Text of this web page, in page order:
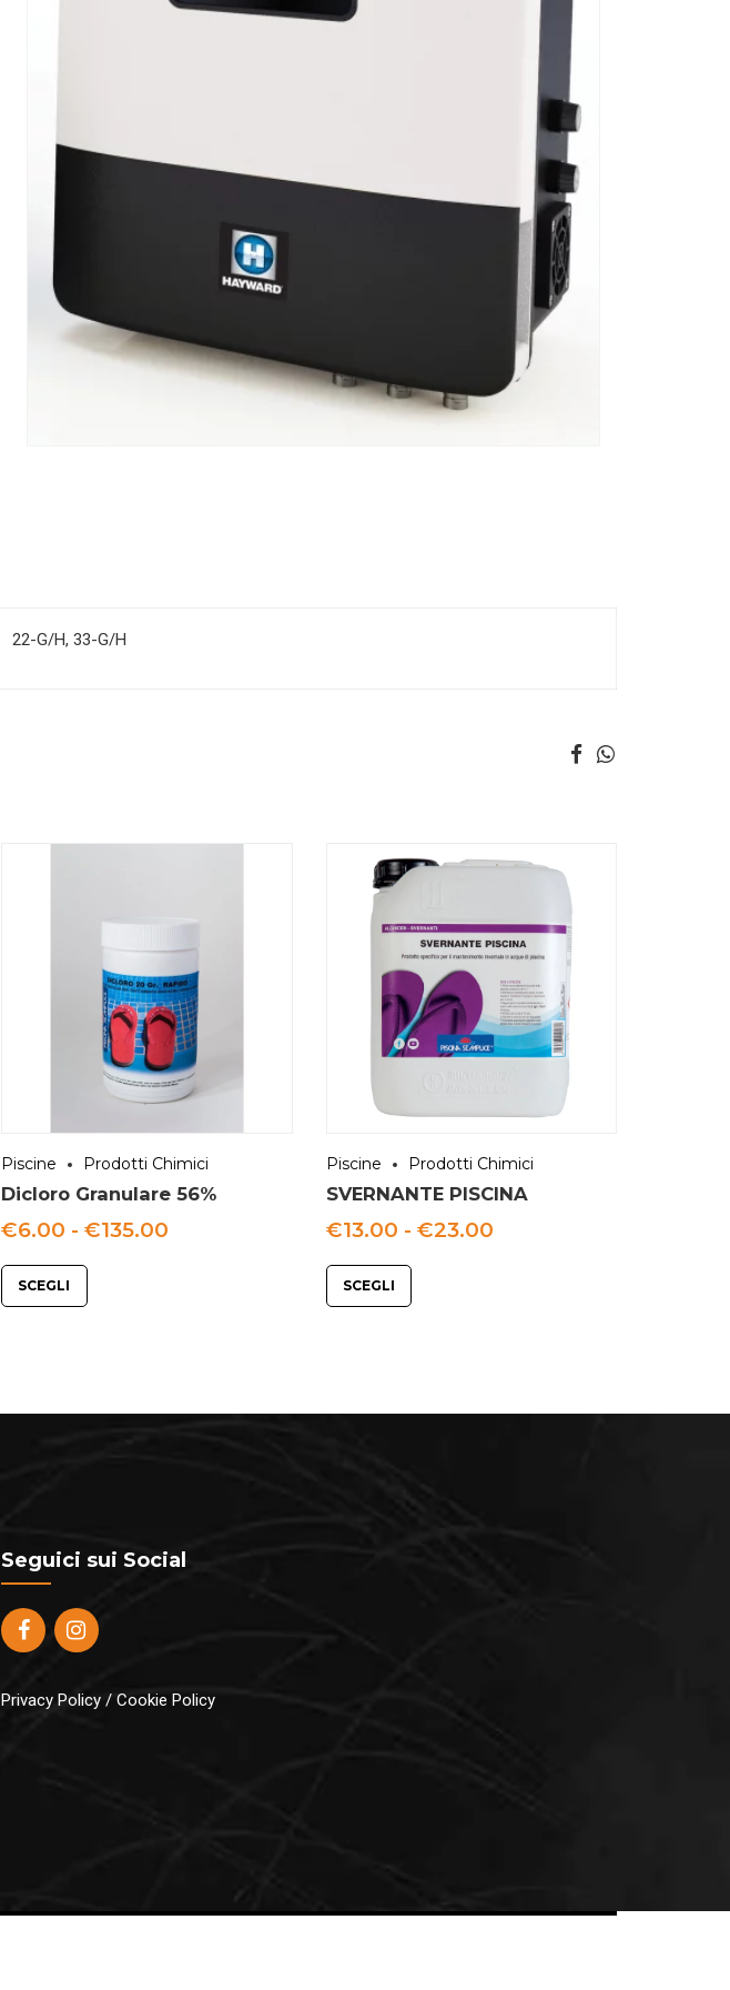
22-G/H, 33-G/H
Piscine Prodotti Chimici
Dicloro Granulare 56%
€6.00 - €135.00
SCEGLI
Piscine Prodotti Chimici
SVERNANTE PISCINA
€13.00 - €23.00Fascia
SCEGLI
Seguici sui Social
Privacy Policy / Cookie Policy